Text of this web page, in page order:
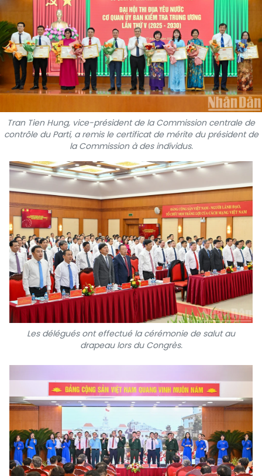
INTERNATIONAL
MÉGASTORIE
INFOGRAPHIE
PHOTO
VIDÉO
À PROPOS DU "PEUPLE"
TIẾNG VIỆT
ENGLISH
中文
РУССКИЙ
ESPAÑOL
Tran Tien Hung, vice-président de la Commission centrale de
contrôle du Parti, a remis le certificat de mérite du président de
la Commission à des individus.
Les délégués ont effectué la cérémonie de salut au
drapeau lors du Congrès.